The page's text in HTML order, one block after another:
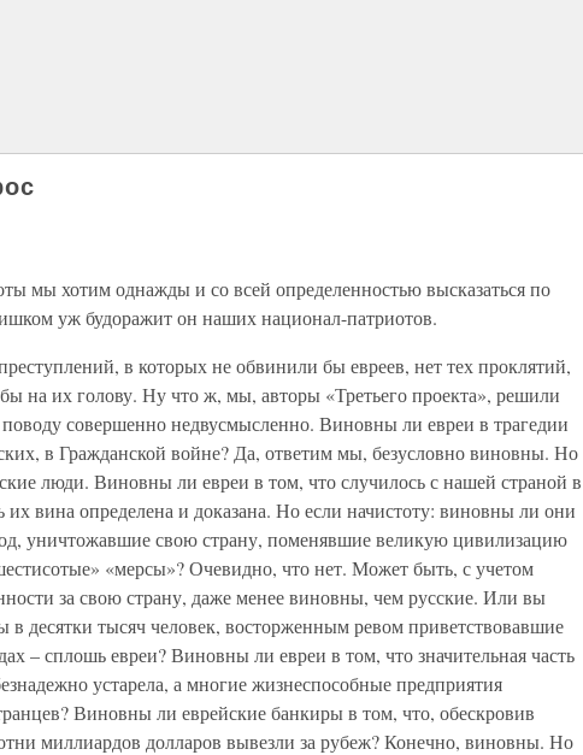
мы хотим однажды и со всей определенностью высказаться по
уж будоражит он наших национал-патриотов.
в которых не обвинили бы евреев, нет тех проклятий,
на их голову. Ну что ж, мы, авторы «Третьего проекта», решили
совершенно недвусмысленно. Виновны ли евреи в трагедии
в Гражданской войне? Да, ответим мы, безусловно виновны. Но
люди. Виновны ли евреи в том, что случилось с нашей страной в
их вина определена и доказана. Но если начистоту: виновны ли они
уничтожавшие свою страну, поменявшие великую цивилизацию
«мерсы»? Очевидно, что нет. Может быть, с учетом
за свою страну, даже менее виновны, чем русские. Или вы
в десятки тысяч человек, восторженным ревом приветствовавшие
– сплошь евреи? Виновны ли евреи в том, что значительная часть
устарела, а многие жизнеспособные предприятия
Виновны ли еврейские банкиры в том, что, обескровив
миллиардов долларов вывезли за рубеж? Конечно, виновны. Но